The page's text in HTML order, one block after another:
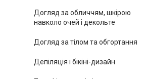
Догляд за обличчям, шкірою
навколо очей і декольте
Догляд за тілом та обгортання
Депіляція і бікіні-дизайн